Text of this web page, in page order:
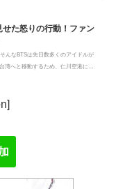
た怒りの行動！ファン
んなBTSは先日数多くのアイドルが
湾へと移動するため、仁川空港に姿